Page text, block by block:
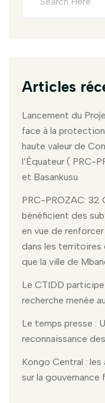
Articles
Lancement du
face à la
haute valeur de
l’Équateur ( PRC-
et Basankusu.
PRC-PROZAC: 32
bénéficient des
en vue de
dans les territoires
que la ville de
Le CTIDD
recherche menée
Le temps presse :
reconnaissance
Kongo Central :
sur la gouvernance